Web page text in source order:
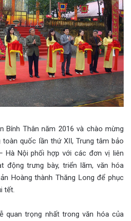
Bính Thân năm 2016 và chào mừng
quốc lần thứ XII, Trung tâm bảo
Hà Nội phối hợp với các đơn vị liên
động trưng bày, triển lãm, văn hóa
Hoàng thành Thăng Long để phục
tết.
quan trọng nhất trong văn hóa của